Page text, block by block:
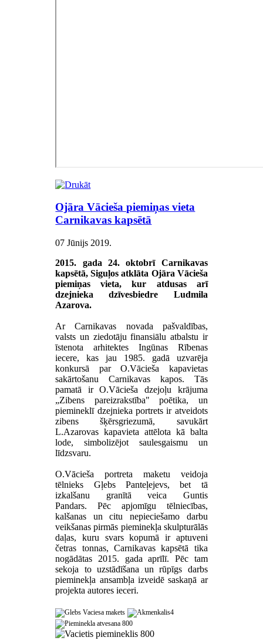
Ojāra Vācieša piemiņas vieta
Carnikavas kapsētā
07 Jūnijs 2019.
2015. gada 24. oktobrī Carnikavas
kapsētā, Siguļos atklāta Ojāra Vācieša
piemiņas vieta, kur atdusas arī
dzejnieka dzīvesbiedre Ludmila
Azarova.
Ar Carnikavas novada pašvaldības,
valsts un ziedotāju finansiālu atbalstu ir
īstenota arhitektes Ingūnas Rībenas
iecere, kas jau 1985. gadā uzvarēja
konkursā par O.Vācieša kapavietas
sakārtošanu Carnikavas kapos. Tās
pamatā ir O.Vācieša dzejoļu krājuma
„Zibens pareizrakstība" poētika, un
piemineklī dzejnieka portrets ir atveidots
zibens šķērsgriezumā, savukārt
L.Azarovas kapavieta attēlota kā balta
lode, simbolizējot saulesgaismu un
līdzsvaru.
O.Vācieša portreta maketu veidoja
tēlnieks Gļebs Panteļejevs, bet tā
izkalšanu granītā veica Guntis
Pandars. Pēc apjomīgu tēlniecības,
kalšanas un citu nepieciešamo darbu
veikšanas pirmās pieminekļa skulpturālās
daļas, kuru svars kopumā ir aptuveni
četras tonnas, Carnikavas kapsētā tika
nogādātas 2015. gada aprīlī. Pēc tam
sekoja to uzstādīšana un rūpīgs darbs
pieminekļa ansambļa izveidē saskaņā ar
projekta autores ieceri.